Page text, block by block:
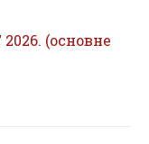
(основне